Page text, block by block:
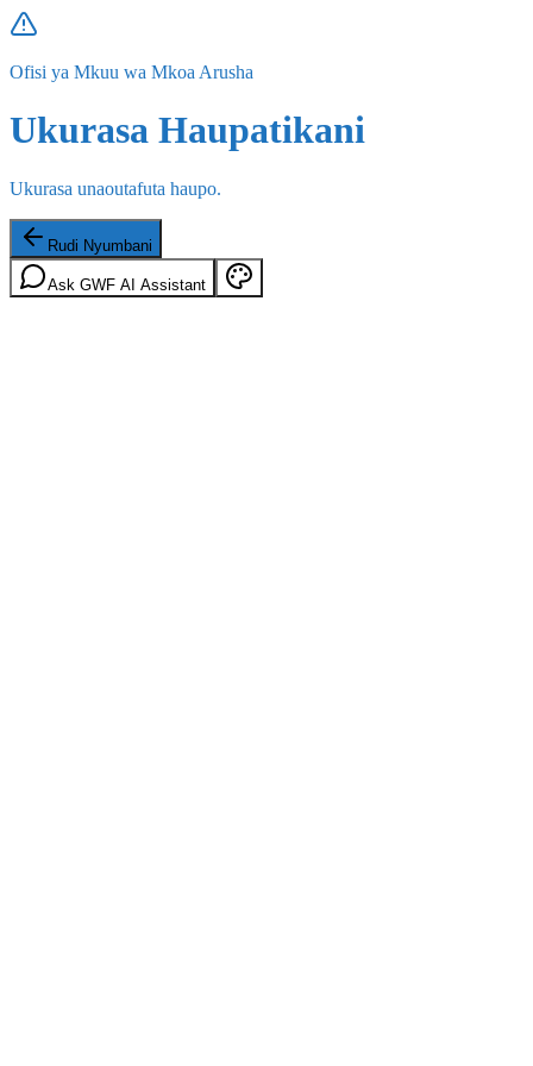
Ofisi ya Mkuu wa Mkoa Arusha
Ukurasa Haupatikani
Ukurasa unaoutafuta haupo.
Rudi Nyumbani
Ask GWF AI Assistant